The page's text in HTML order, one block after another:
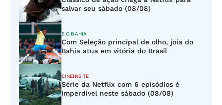
salvar seu sábado (08/08)
E.C.BAHIA
Com Seleção principal de olho, joia do
Bahia atua em vitória do Brasil
CINEINSITE
Série da Netflix com 6 episódios é
imperdível neste sábado (08/08)